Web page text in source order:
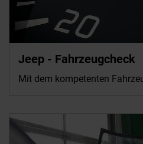
Jeep - Fahrzeugcheck